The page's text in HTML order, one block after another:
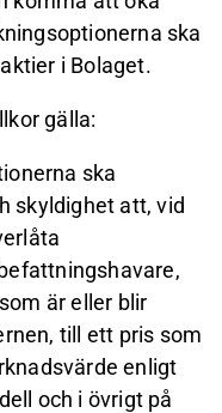
ska
i Bolaget.
gälla:
ska
skyldighet att, vid
är eller blir
till ett pris som
enligt
och i övrigt på